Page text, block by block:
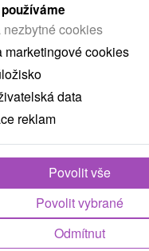
Maxim Bojnice
prostredí obľúbeného
prírode. Ponúka
nezbytné cookies
marketingové cookies
data
reklam
Odmítnut
Povolit vybrané
Povolit vše